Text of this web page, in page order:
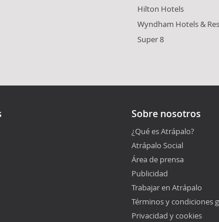
Hilton Hotels
Wyndham Hotels &
Super 8
Sobre nosotros
¿Qué es Atrápalo?
Atrápalo Social
Área de prensa
Publicidad
Trabajar en Atrápalo
Términos y condiciones
Privacidad y cookies